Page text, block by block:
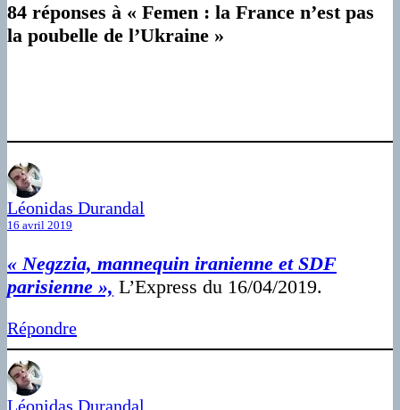
84 réponses à « Femen : la France n’est pas
la poubelle de l’Ukraine »
Léonidas Durandal
16 avril 2019
« Negzzia, mannequin iranienne et SDF
parisienne », L’Express du 16/04/2019.
Répondre
Léonidas Durandal